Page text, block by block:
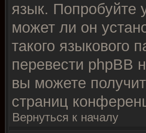
язык. Попробуйте
может ли он
такого языкового
перевести phpBB
вы можете
страниц
Вернуться к началу